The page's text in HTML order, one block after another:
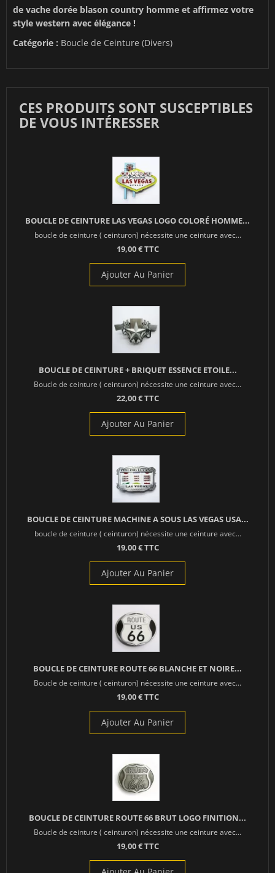
de vache dorée blason country homme et affirmez votre
style western avec élégance !
Catégorie : Boucle de Ceinture (Divers)
CES PRODUITS SONT SUSCEPTIBLES
DE VOUS INTÉRESSER
BOUCLE DE CEINTURE LAS VEGAS LOGO COLORÉ HOMME...
boucle de ceinture ( ceinturon) nécessite une ceinture avec...
19,00 € TTC
Ajouter Au Panier
BOUCLE DE CEINTURE + BRIQUET ESSENCE ETOILE...
Boucle de ceinture ( ceinturon) nécessite une ceinture avec...
22,00 € TTC
Ajouter Au Panier
BOUCLE DE CEINTURE MACHINE A SOUS LAS VEGAS USA...
boucle de ceinture ( ceinturon) nécessite une ceinture avec...
19,00 € TTC
Ajouter Au Panier
BOUCLE DE CEINTURE ROUTE 66 BLANCHE ET NOIRE...
Boucle de ceinture ( ceinturon) nécessite une ceinture avec...
19,00 € TTC
Ajouter Au Panier
BOUCLE DE CEINTURE ROUTE 66 BRUT LOGO FINITION...
Boucle de ceinture ( ceinturon) nécessite une ceinture avec...
19,00 € TTC